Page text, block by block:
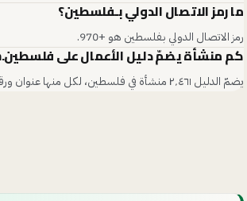
ما رمز الاتصال الدولي بـفلسطين؟
رمز الاتصال الدولي بـفلسطين هو +970.
كم منشأة يضمّ دليل الأعمال على فلسطين.com؟
يضمّ الدليل ٢٬٤٦١ منشأة في فلسطين، لكل منها عنوان ورقم هاتف وتقييم.